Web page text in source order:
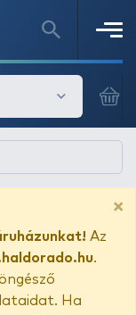
×
Az
.
Ha